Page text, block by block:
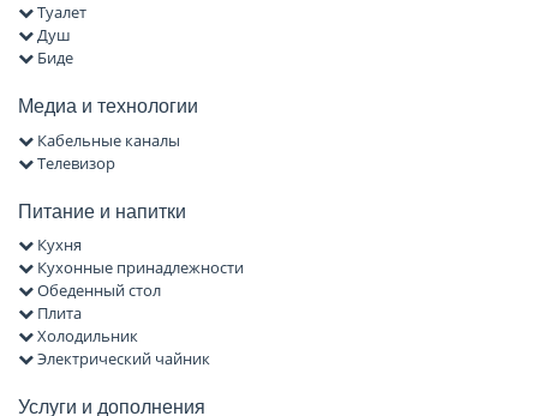
Туалет
Душ
Биде
Медиа и технологии
Кабельные каналы
Телевизор
Питание и напитки
Кухня
Кухонные принадлежности
Обеденный стол
Плита
Холодильник
Электрический чайник
Услуги и дополнения